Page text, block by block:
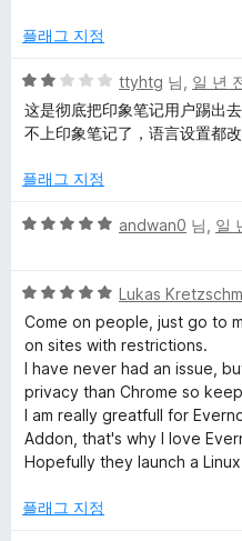
점
2
점
플래그 지정
5
점
만
에
점
ttyhtg 님, 일 년
这是彻底把印象笔记用户踢出
不上印象笔记了，语言设置都
플래그 지정
5
점
에
5
점
andwan0 님, 일
5
점
만
점
에
5
점
Lukas
Come on people, just go to
on sites with restrictions.
I have never had an issue,
privacy than Chrome so
I am really greatfull for
Addon, that's why I love
Hopefully they launch a
플래그 지정